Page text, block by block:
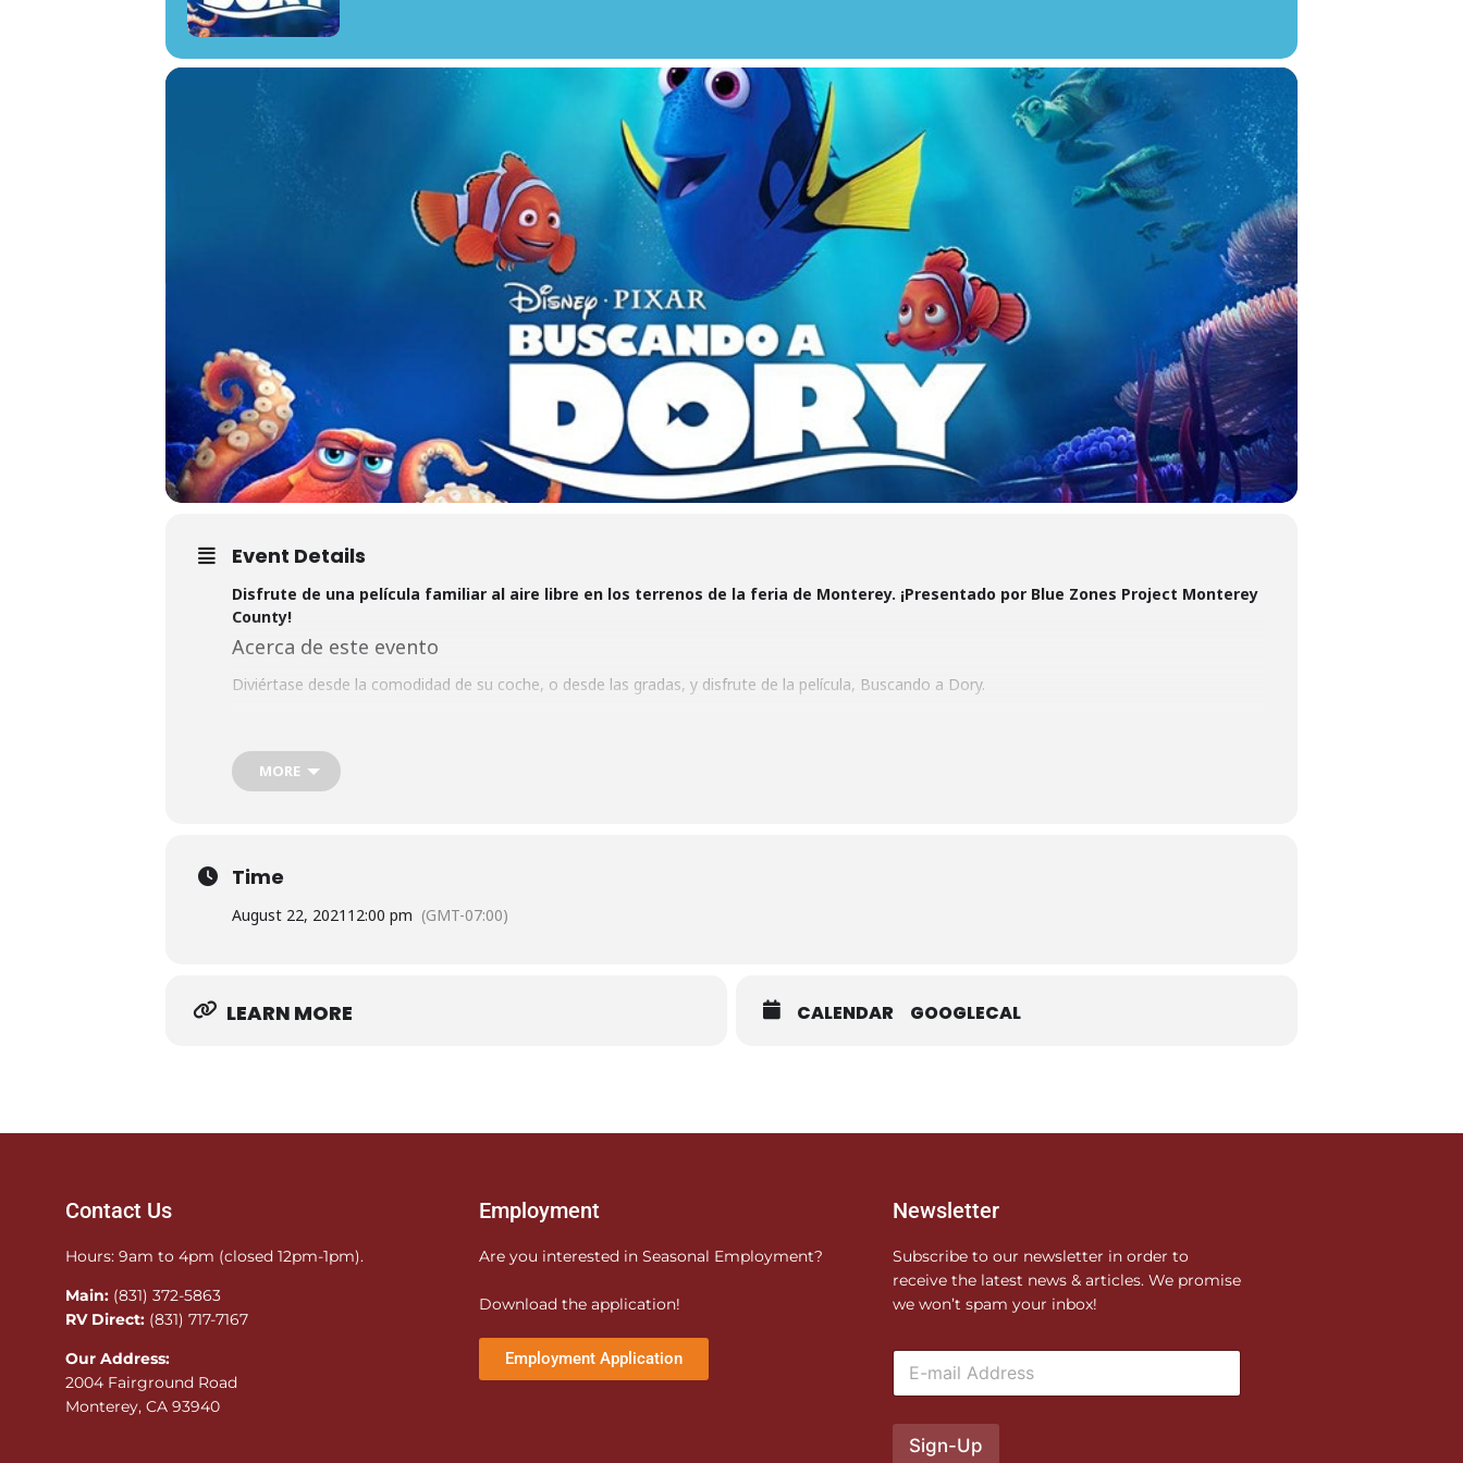
Event Details
Disfrute de una película familiar al aire libre en los terrenos de la feria de Monterey. ¡Presentado por Blue Zones Project Monterey
County!
Acerca de este evento
Diviértase desde la comodidad de su coche, o desde las gradas, y disfrute de la película, Buscando a Dory.
La entrada al evento es gratuita, pero tiene que reservar su lugar porque el espacio es limitado.
MORE
Time
August 22, 2021 12:00 pm (GMT-07:00)
LEARN MORE CALENDAR GOOGLECAL
Contact Us
Hours: 9am to 4pm (closed 12pm-1pm).
Main: (831) 372-5863
RV Direct: (831) 717-7167
Our Address:
2004 Fairground Road
Monterey, CA 93940
Employment
Are you interested in Seasonal Employment?
Download the application!
Employment Application
Newsletter
Subscribe to our newsletter in order to
receive the latest news & articles. We promise
we won’t spam your inbox!
E
a
i
Sign-Up